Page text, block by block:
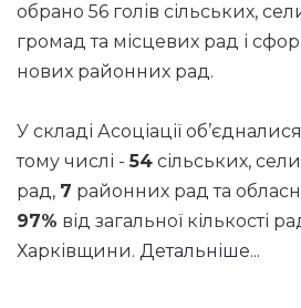
обрано 56 голів сільських,
громад та місцевих рад і
нових районних рад.
У складі Асоціації об’єдналися
тому числі -54 сільських,
рад, 7 районних рад та
97% від загальної кількості
Харківщини. Детальніше...